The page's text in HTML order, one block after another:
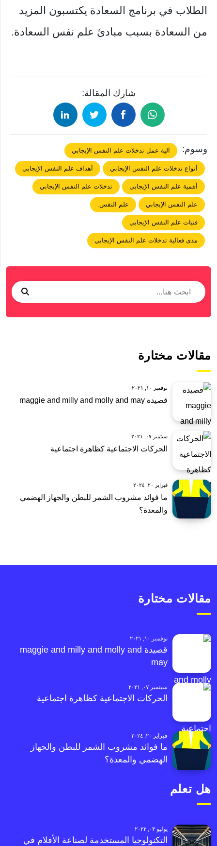
الطلاب في برنامج السعادة يكتسبون المزيد
من السعادة بسبب مبادئ علم نفس السعادة.
شارك المقالة:
وسوم: آلية عمل تدخلات علم النفس الإيجابي
أنواع تدخلات علم النفس الإيجابي أهداف علم النفس الإيجابي
أهمية علم النفس الإيجابي تدخلات علم النفس الإيجابي
علم النفس الإيجابي علم النفس.
فنيات علم النفس الإيجابي
مدى فعالية تدخلات علم النفس الإيجابي
مقالات مختارة
نوفمبر ١٠, ٢٠٢١
قصيدة maggie and milly and molly and may
سبتمبر ٠٧, ٢٠٢١
الحركات الاجتماعية كظاهرة اجتماعية
فبراير ٢٠, ٢٠٢٤
ما فوائد مشروب الشمر للبطن والجهاز الهضمي
والمعدة؟
مقالات مختارة
نوفمبر ١٠, ٢٠٢١
قصيدة maggie and milly and molly and
may
سبتمبر ٠٧, ٢٠٢١
الحركات الاجتماعية كظاهرة اجتماعية
فبراير ٢٠, ٢٠٢٤
ما فوائد مشروب الشمر للبطن والجهاز
الهضمي والمعدة؟
هل تعلم
يوليو ٠٣, ٢٠٢٢
التكنولوجيا المستخدمة لصناعة الأفلام في